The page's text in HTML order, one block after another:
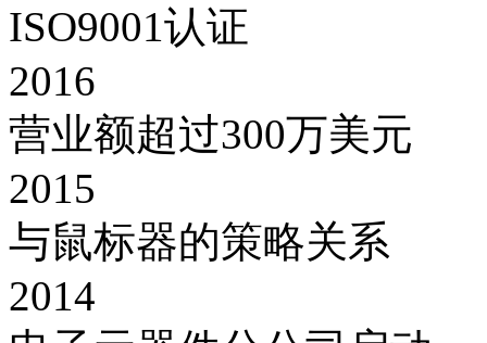
ISO9001认证
2016
营业额超过300万美元
2015
与鼠标器的策略关系
2014